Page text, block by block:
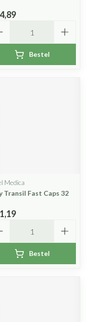
Bestel
Medica
Transil Fast Caps 32
Bestel